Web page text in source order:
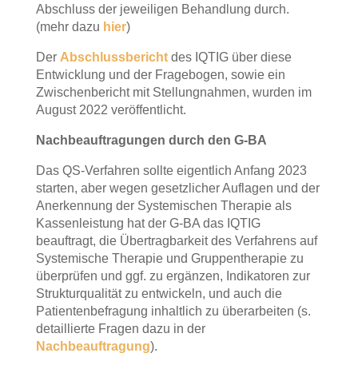
Abschluss der jeweiligen Behandlung durch.
(mehr dazu hier)
Der Abschlussbericht des IQTIG über diese
Entwicklung und der Fragebogen, sowie ein
Zwischenbericht mit Stellungnahmen, wurden im
August 2022 veröffentlicht.
Nachbeauftragungen durch den G-BA
Das QS-Verfahren sollte eigentlich Anfang 2023
starten, aber wegen gesetzlicher Auflagen und der
Anerkennung der Systemischen Therapie als
Kassenleistung hat der G-BA das IQTIG
beauftragt, die Übertragbarkeit des Verfahrens auf
Systemische Therapie und Gruppentherapie zu
überprüfen und ggf. zu ergänzen, Indikatoren zur
Strukturqualität zu entwickeln, und auch die
Patientenbefragung inhaltlich zu überarbeiten (s.
detaillierte Fragen dazu in der
Nachbeauftragung).